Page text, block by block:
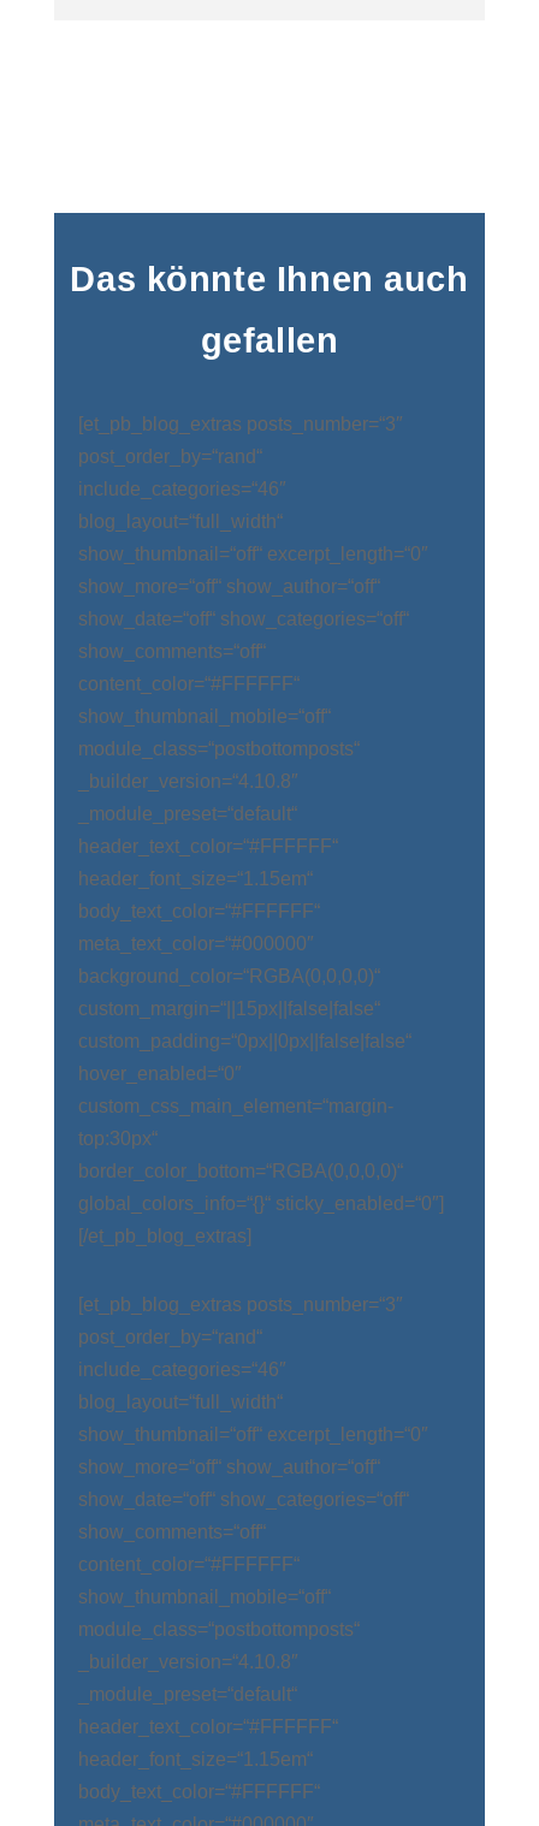
Das könnte Ihnen auch
gefallen
[et_pb_blog_extras posts_number=“3″
post_order_by=“rand“
include_categories=“46″
blog_layout=“full_width“
show_thumbnail=“off“ excerpt_length=“0″
show_more=“off“ show_author=“off“
show_date=“off“ show_categories=“off“
show_comments=“off“
content_color=“#FFFFFF“
show_thumbnail_mobile=“off“
module_class=“postbottomposts“
_builder_version=“4.10.8″
_module_preset=“default“
header_text_color=“#FFFFFF“
header_font_size=“1.15em“
body_text_color=“#FFFFFF“
meta_text_color=“#000000″
background_color=“RGBA(0,0,0,0)“
custom_margin=“||15px||false|false“
custom_padding=“0px||0px||false|false“
hover_enabled=“0″
custom_css_main_element=“margin-
top:30px“
border_color_bottom=“RGBA(0,0,0,0)“
global_colors_info=“{}“ sticky_enabled=“0″]
[/et_pb_blog_extras]
[et_pb_blog_extras posts_number=“3″
post_order_by=“rand“
include_categories=“46″
blog_layout=“full_width“
show_thumbnail=“off“ excerpt_length=“0″
show_more=“off“ show_author=“off“
show_date=“off“ show_categories=“off“
show_comments=“off“
content_color=“#FFFFFF“
show_thumbnail_mobile=“off“
module_class=“postbottomposts“
_builder_version=“4.10.8″
_module_preset=“default“
header_text_color=“#FFFFFF“
header_font_size=“1.15em“
body_text_color=“#FFFFFF“